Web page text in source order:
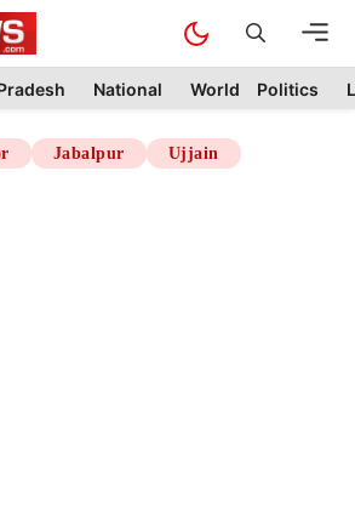
National World Politics
Jabalpur Ujjain